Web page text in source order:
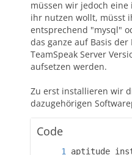
müssen wir jedoch eine
ihr nutzen wollt, müsst
entsprechend "mysql"
das ganze auf Basis
TeamSpeak Server
aufsetzen werden.
Zu erst installieren wir
dazugehörigen
Code
aptitude